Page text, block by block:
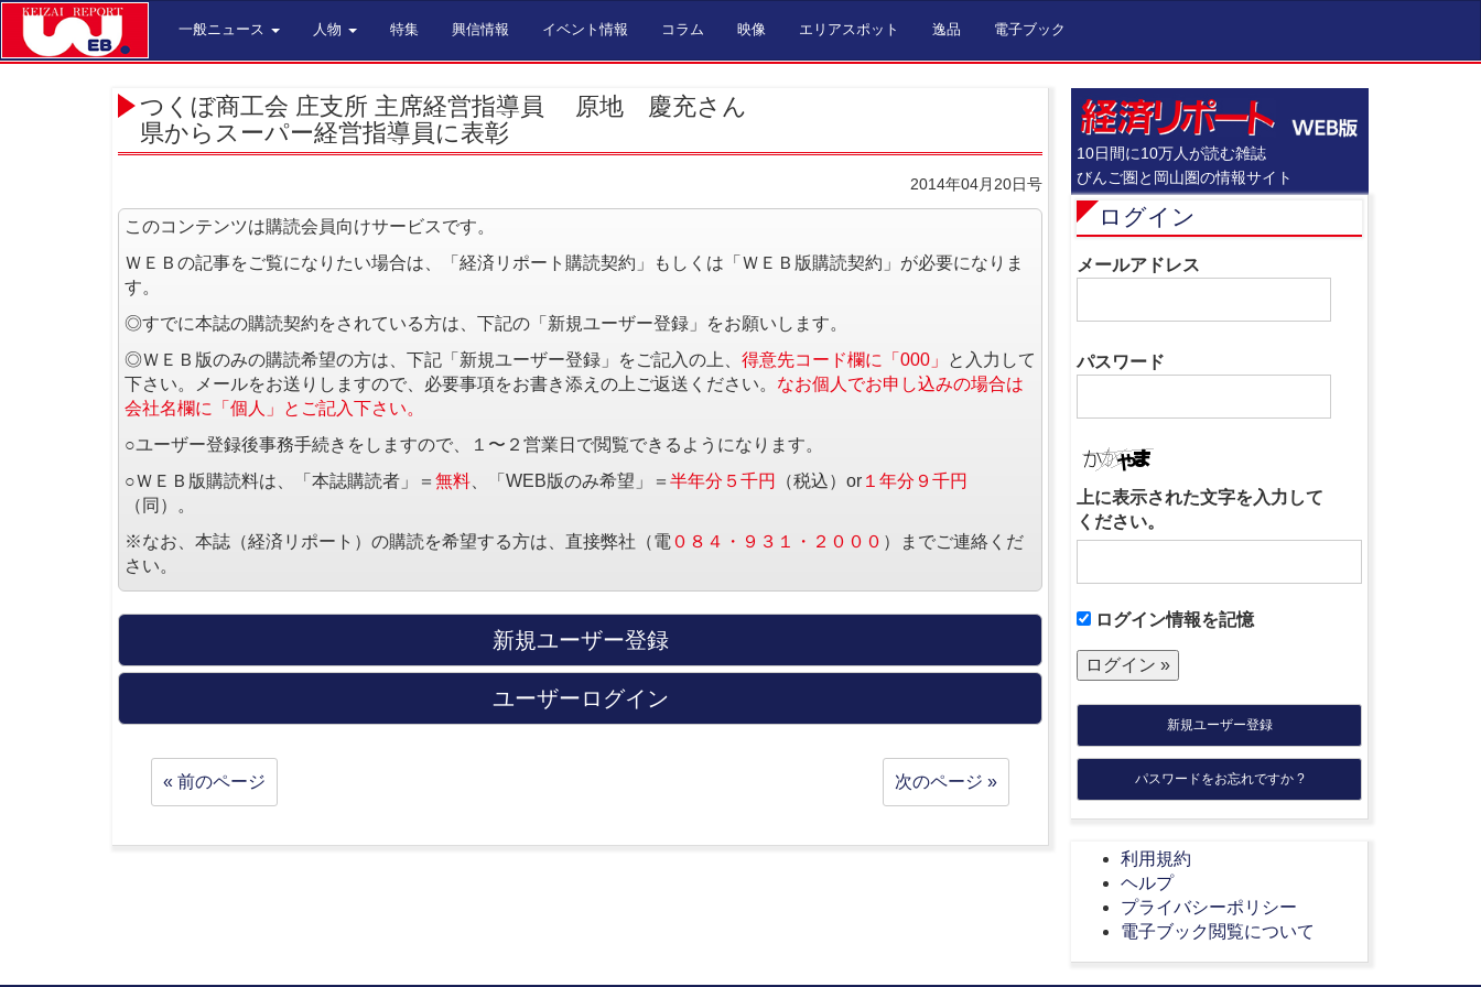
一般ニュース 人物 特集 興信情報 イベント情報 コラム 映像 エリアスポット 逸品 電子ブック
つくぼ商工会 庄支所 主席経営指導員 原地 慶充さん
県からスーパー経営指導員に表彰
2014年04月20日号
このコンテンツは購読会員向けサービスです。
ＷＥＢの記事をご覧になりたい場合は、「経済リポート購読契約」もしくは「ＷＥＢ版購読契約」が必要になりま
す。
◎すでに本誌の購読契約をされている方は、下記の「新規ユーザー登録」をお願いします。
◎ＷＥＢ版のみの購読希望の方は、下記「新規ユーザー登録」をご記入の上、 得意先コード欄に「000」
と入力して
下さい。メールをお送りしますので、必要事項をお書き添えの上ご返送ください。 なお個人でお申し込みの場合は
会社名欄に「個人」とご記入下さい。
○ユーザー登録後事務手続きをしますので、１〜２営業日で閲覧できるようになります。
○ＷＥＢ版購読料は、「本誌購読者」＝ 無料 、「WEB版のみ希望」＝ 半年分５千円 （税込）or １年分９千円
（同）。
※なお、本誌（経済リポート）の購読を希望する方は、直接弊社（電 ０８４・９３１・２０００ ）までご連絡くだ
さい。
新規ユーザー登録
ユーザーログイン
« 前のページ 次のページ »
10日間に10万人が読む雑誌
びんご圏と岡山圏の情報サイト
ログイン
メールアドレス
パスワード
上に表示された文字を入力して
ください。
ログイン情報を記憶
新規ユーザー登録
パスワードをお忘れですか ?
利用規約
ヘルプ
プライバシーポリシー
電子ブック閲覧について